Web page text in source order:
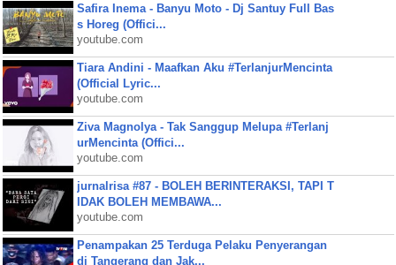
Safira Inema - Banyu Moto - Dj Santuy Full Bas
s Horeg (Offici...
youtube.com
Tiara Andini - Maafkan Aku #TerlanjurMencinta
(Official Lyric...
youtube.com
Ziva Magnolya - Tak Sanggup Melupa #Terlanj
urMencinta (Offici...
youtube.com
jurnalrisa #87 - BOLEH BERINTERAKSI, TAPI T
IDAK BOLEH MEMBAWA...
youtube.com
Penampakan 25 Terduga Pelaku Penyerangan
di Tangerang dan Jak...